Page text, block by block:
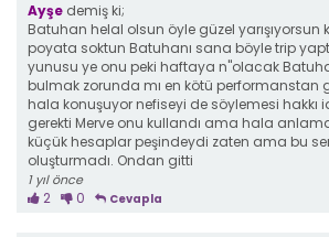
Ayşe demiş ki;
Batuhan helal olsun öyle güzel yarışıyorsun
poyata soktun Batuhanı sana böyle trip
yunusu ye onu peki haftaya n"olacak
bulmak zorunda mı en kötü performanstan
hala konuşuyor nefiseyi de söylemesi hakkı
gerekti Merve onu kullandı ama hala
küçük hesaplar peşindeydi zaten ama bu
oluşturmadı. Ondan gitti
1 yıl önce
2 0 Cevapla